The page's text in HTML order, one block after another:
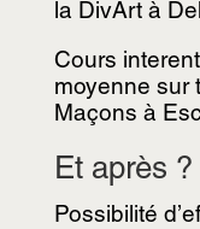
la DivArt à
Cours
moyenne sur
Maçons à
Et après ?
Possibilité